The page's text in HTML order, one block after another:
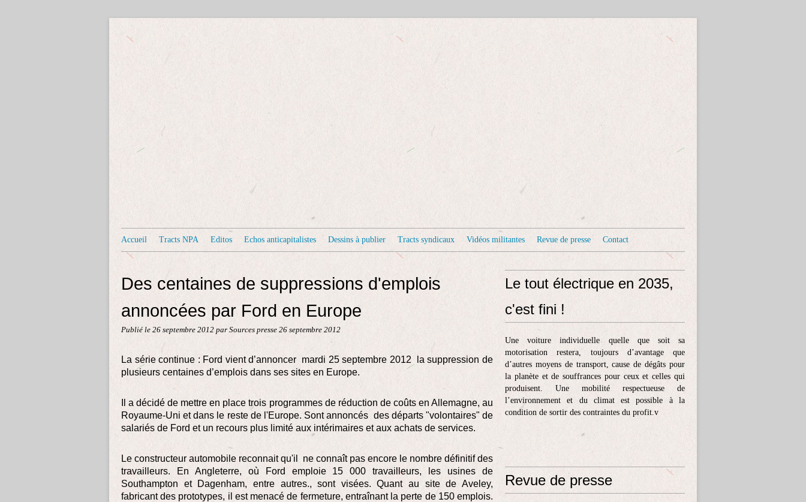
Accueil Tracts NPA Editos Echos anticapitalistes Dessins à publier Tracts syndicaux Vidéos militantes Revue de presse Contact
Des centaines de suppressions d'emplois
annoncées par Ford en Europe
Publié le 26 septembre 2012 par Sources presse 26 septembre 2012
La série continue : Ford vient d’annoncer mardi 25 septembre 2012 la suppression de
plusieurs centaines d’emplois dans ses sites en Europe.
Il a décidé de mettre en place trois programmes de réduction de coûts en Allemagne, au
Royaume-Uni et dans le reste de l'Europe. Sont annoncés des départs "volontaires" de
salariés de Ford et un recours plus limité aux intérimaires et aux achats de services.
Le constructeur automobile reconnait qu'il ne connaît pas encore le nombre définitif des
travailleurs. En Angleterre, où Ford emploie 15 000 travailleurs, les usines de
Southampton et Dagenham, entre autres., sont visées. Quant au site de Aveley,
fabricant des prototypes, il est menacé de fermeture, entraînant la perte de 150 emplois.
Le tout électrique en 2035,
c'est fini !
Une voiture individuelle quelle que soit sa
motorisation restera, toujours d’avantage que
d’autres moyens de transport, cause de dégâts pour
la planète et de souffrances pour ceux et celles qui
produisent. Une mobilité respectueuse de
l’environnement et du climat est possible à la
condition de sortir des contraintes du profit.v
Revue de presse